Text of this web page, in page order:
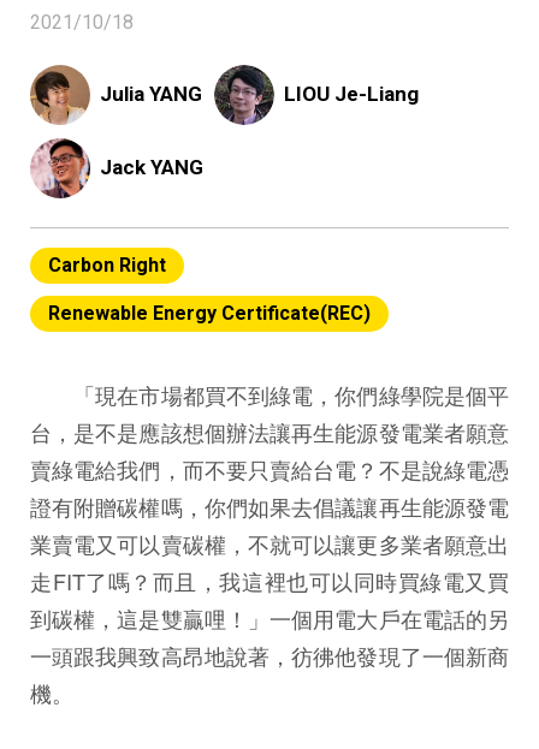
2021/10/18
Julia YANG LIOU Je-Liang
Jack YANG
Carbon Right
Renewable Energy Certificate(REC)
「現在市場都買不到綠電，你們綠學院是個平
台，是不是應該想個辦法讓再生能源發電業者願意
賣綠電給我們，而不要只賣給台電？不是說綠電憑
證有附贈碳權嗎，你們如果去倡議讓再生能源發電
業賣電又可以賣碳權，不就可以讓更多業者願意出
走FIT了嗎？而且，我這裡也可以同時買綠電又買
到碳權，這是雙贏哩！」一個用電大戶在電話的另
一頭跟我興致高昂地說著，彷彿他發現了一個新商
機。